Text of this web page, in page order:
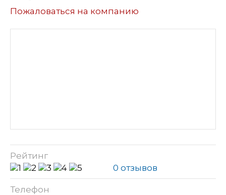
Пожаловаться на компанию
Рейтинг
0 отзывов
Телефон